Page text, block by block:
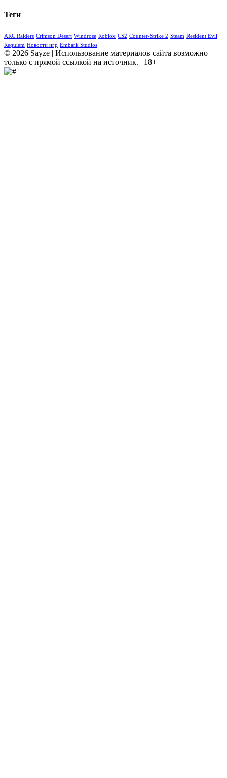
Теги
ARC Raiders Crimson Desert Windrose Roblox CS2 Counter-Strike 2 Steam Resident Evil
Requiem Новости игр Embark Studios
© 2026 Sayze | Использование материалов сайта возможно
только с прямой ссылкой на источник. | 18+